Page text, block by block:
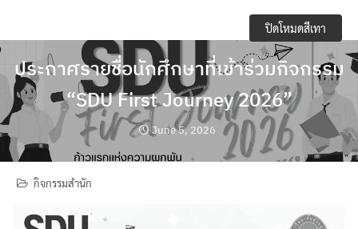
contentRegulations you should know and academic
activities
การจัดการความปลอดภัย อาชีวอนามัยและสภาพ
แวดล้อมในการทำงาน
การเปิดเผยข้อมูลสาธารณะ (OIT)
กิจกรรมวิชาการ
ประกาศรายชื่อนักศึกษาที่เข้าร่วมกิจกรรม
“SDU First Journey 2026”
June 5, 2026
กิจกรรมสำนัก
ปิดโหมดสีเทา